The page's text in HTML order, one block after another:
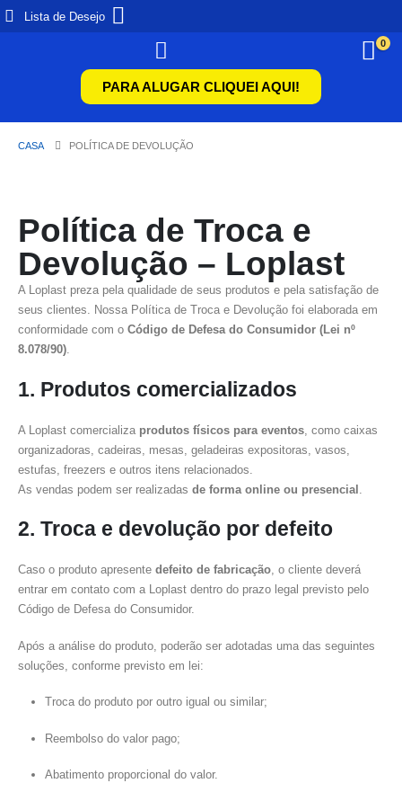
Lista de Desejo
0
PARA ALUGAR CLIQUEI AQUI!
CASA POLÍTICA DE DEVOLUÇÃO
Política de Troca e
Devolução – Loplast
A Loplast preza pela qualidade de seus produtos e pela satisfação de
seus clientes. Nossa Política de Troca e Devolução foi elaborada em
conformidade com o Código de Defesa do Consumidor (Lei nº
8.078/90).
1. Produtos comercializados
A Loplast comercializa produtos físicos para eventos , como caixas
organizadoras, cadeiras, mesas, geladeiras expositoras, vasos,
estufas, freezers e outros itens relacionados.
As vendas podem ser realizadas de forma online ou presencial
2. Troca e devolução por defeito
Caso o produto apresente defeito de fabricação, o cliente deverá
entrar em contato com a Loplast dentro do prazo legal previsto pelo
Código de Defesa do Consumidor.
Após a análise do produto, poderão ser adotadas uma das seguintes
soluções, conforme previsto em lei:
Troca do produto por outro igual ou similar;
Reembolso do valor pago;
Abatimento proporcional do valor.